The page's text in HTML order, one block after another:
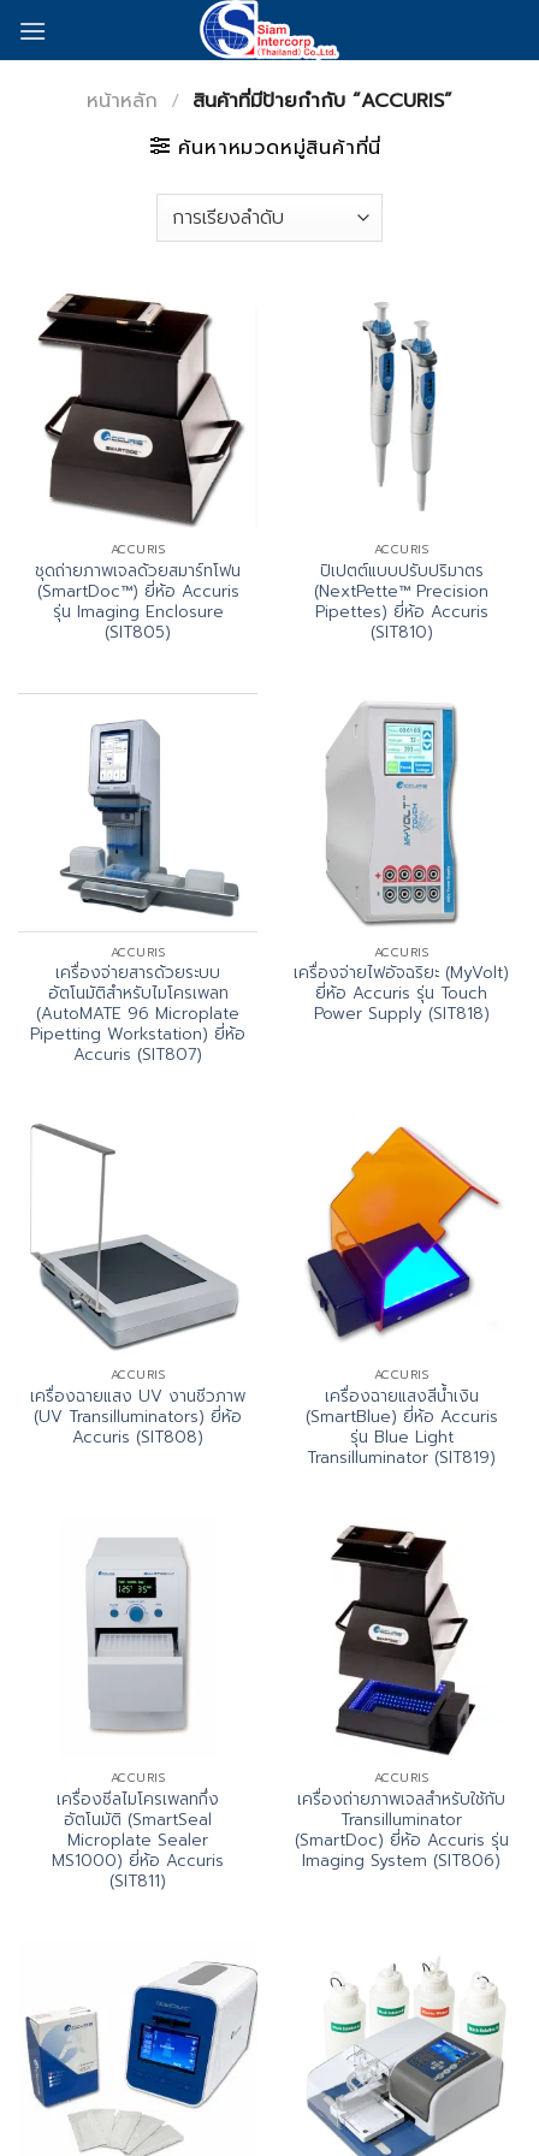
หน้าหลัก / สินค้าที่มีป้ายกำกับ “ACCURIS”
ค้นหาหมวดหมู่สินค้าที่นี่
ACCURIS
ชุดถ่ายภาพเจลด้วยสมาร์ทโฟน
(SmartDoc™) ยี่ห้อ Accuris
รุ่น Imaging Enclosure
(SIT805)
ACCURIS
ปิเปตต์แบบปรับปริมาตร
(NextPette™ Precision
Pipettes) ยี่ห้อ Accuris
(SIT810)
ACCURIS
เครื่องจ่ายสารด้วยระบบ
อัตโนมัติสำหรับไมโครเพลท
(AutoMATE 96 Microplate
Pipetting Workstation) ยี่ห้อ
Accuris (SIT807)
ACCURIS
เครื่องจ่ายไฟอัจฉริยะ (MyVolt)
ยี่ห้อ Accuris รุ่น Touch
Power Supply (SIT818)
ACCURIS
เครื่องฉายแสง UV งานชีวภาพ
(UV Transilluminators) ยี่ห้อ
Accuris (SIT808)
ACCURIS
เครื่องฉายแสงสีน้ำเงิน
(SmartBlue) ยี่ห้อ Accuris
รุ่น Blue Light
Transilluminator (SIT819)
ACCURIS
เครื่องซีลไมโครเพลทกึ่ง
อัตโนมัติ (SmartSeal
Microplate Sealer
MS1000) ยี่ห้อ Accuris
(SIT811)
ACCURIS
เครื่องถ่ายภาพเจลสำหรับใช้กับ
Transilluminator
(SmartDoc) ยี่ห้อ Accuris รุ่น
Imaging System (SIT806)